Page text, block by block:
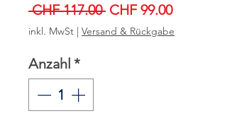
CHF 117.00 Standardpreis
CHF 99.00Sale-
Preis
inkl. MwSt | Versand & Rückgabe
Anzahl *